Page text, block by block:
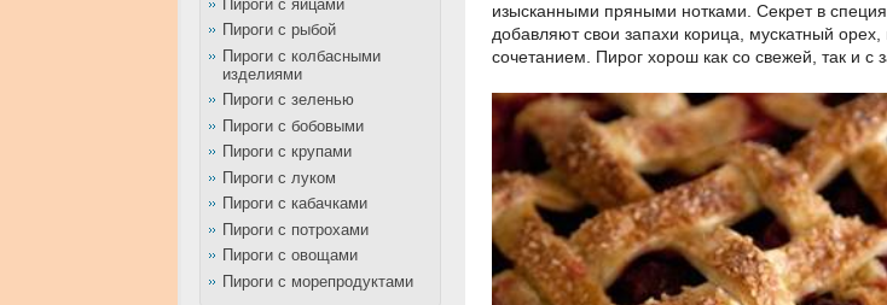
Пироги с яйцами
Пироги с рыбой
Пироги с колбасными
изделиями
Пироги с зеленью
Пироги с бобовыми
Пироги с крупами
Пироги с луком
Пироги с кабачками
Пироги с потрохами
Пироги с овощами
Пироги с морепродуктами
изысканными пряными нотками. Секрет в
добавляют свои запахи корица, мускатный
сочетанием. Пирог хорош как со свежей, так и с